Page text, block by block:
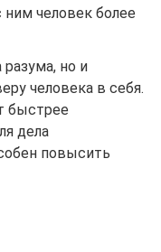
человек более
но и
человека в себя.
быстрее
дела
повысить